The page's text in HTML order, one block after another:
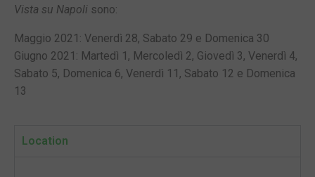
Vista su Napoli sono:
Maggio 2021: Venerdì 28, Sabato 29 e Domenica 30
Giugno 2021: Martedì 1, Mercoledì 2, Giovedì 3, Venerdì 4,
Sabato 5, Domenica 6, Venerdì 11, Sabato 12 e Domenica
13
Location